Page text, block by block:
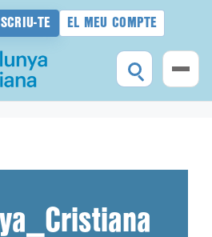
TE EL MEU COMPTE